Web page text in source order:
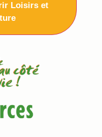
Loisirs et